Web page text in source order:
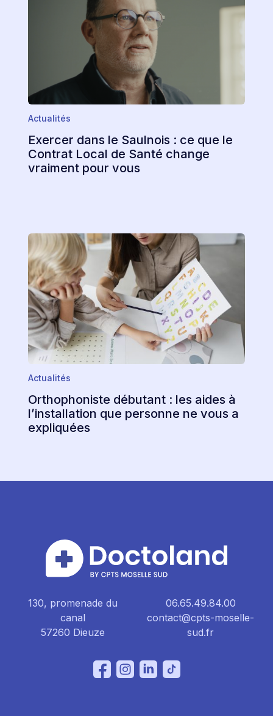
Actualités
Exercer dans le Saulnois : ce que le
Contrat Local de Santé change
vraiment pour vous
Actualités
Orthophoniste débutant : les aides à
l’installation que personne ne vous a
expliquées
130, promenade du
canal
57260 Dieuze
06.65.49.84.00
contact@cpts-moselle-
sud.fr